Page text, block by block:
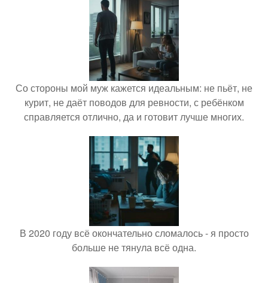
Со стороны мой муж кажется идеальным: не пьёт, не
курит, не даёт поводов для ревности, с ребёнком
справляется отлично, да и готовит лучше многих.
В 2020 году всё окончательно сломалось - я просто
больше не тянула всё одна.